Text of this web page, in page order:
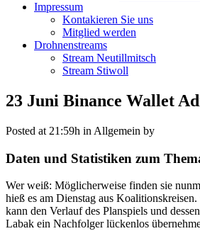
Impressum
Kontakieren Sie uns
Mitglied werden
Drohnenstreams
Stream Neutillmitsch
Stream Stiwoll
23 Juni Binance Wallet
Posted at 21:59h in Allgemein by
Daten und Statistiken zum
Wer weiß: Möglicherweise finden sie
hieß es am Dienstag aus
kann den Verlauf des Planspiels und
Labak ein Nachfolger lückenlos